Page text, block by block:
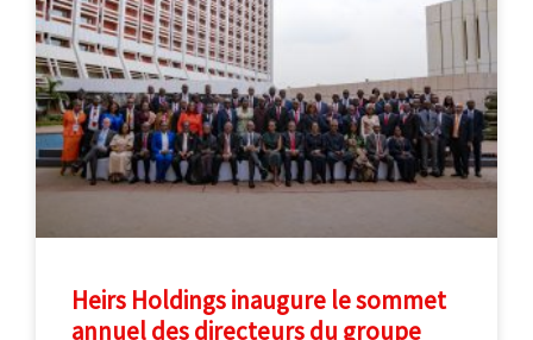
Heirs Holdings inaugure le sommet
annuel des directeurs du groupe